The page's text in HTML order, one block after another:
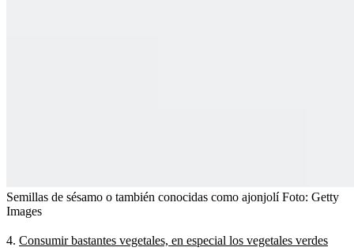
Semillas de sésamo o también conocidas como ajonjolíFoto: Getty
Images
4. Consumir bastantes vegetales, en especial los vegetales verdes